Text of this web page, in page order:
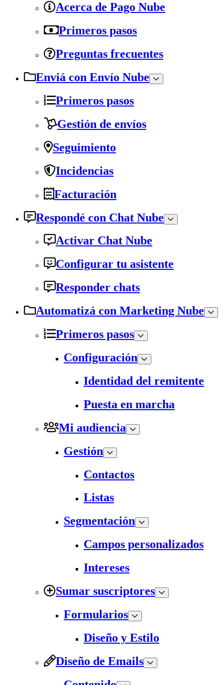
Acerca de Pago Nube
Primeros pasos
Preguntas frecuentes
Enviá con Envío Nube
Primeros pasos
Gestión de envíos
Seguimiento
Incidencias
Facturación
Respondé con Chat Nube
Activar Chat Nube
Configurar tu asistente
Responder chats
Automatizá con Marketing Nube
Primeros pasos
Configuración
Identidad del remitente
Puesta en marcha
Mi audiencia
Gestión
Contactos
Listas
Segmentación
Campos personalizados
Intereses
Sumar suscriptores
Formularios
Diseño y Estilo
Diseño de Emails